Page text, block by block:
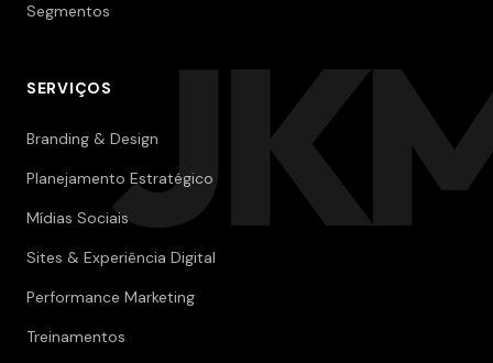
Segmentos
SERVIÇOS
Branding & Design
Planejamento Estratégico
Mídias Sociais
Sites & Experiência Digital
Performance Marketing
Treinamentos